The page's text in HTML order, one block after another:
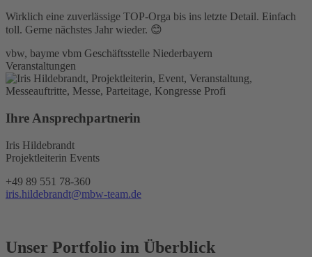
Wirklich eine zuverlässige TOP-Orga bis ins letzte Detail. Einfach
toll. Gerne nächstes Jahr wieder. 😊
vbw, bayme vbm Geschäftsstelle Niederbayern
Veranstaltungen
Ihre Ansprechpartnerin
Iris Hildebrandt
Projektleiterin Events
+49 89 551 78-360
iris.hildebrandt@mbw-team.de
Unser Portfolio im Überblick